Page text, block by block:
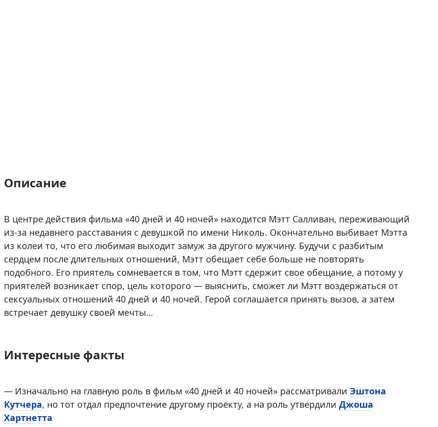
Описание
В центре действия фильма «40 дней и 40 ночей» находится Мэтт Салливан, переживающий
из-за недавнего расставания с девушкой по имени Николь. Окончательно выбивает Мэтта
из колеи то, что его любимая выходит замуж за другого мужчину. Будучи с разбитым
сердцем после длительных отношений, Мэтт обещает себе больше не повторять
подобного. Его приятель сомневается в том, что Мэтт сдержит свое обещание, а потому у
приятелей возникает спор, цель которого — выяснить, сможет ли Мэтт воздержаться от
сексуальных отношений 40 дней и 40 ночей. Герой соглашается принять вызов, а затем
встречает девушку своей мечты…
Интересные факты
Изначально на главную роль в фильм «40 дней и 40 ночей» рассматривали Эштона
Кутчера, но тот отдал предпочтение другому проекту, а на роль утвердили Джоша
Хартнетта